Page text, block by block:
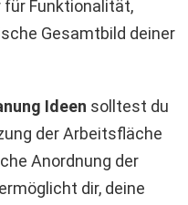
Funktionalität,
Gesamtbild deiner
Ideen solltest du
der Arbeitsfläche
Anordnung der
dir, deine